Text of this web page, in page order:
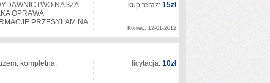
NASZA
OPRAWA
PRZESYŁAM NA
kup teraz: 15zł
Koniec: 12-01-2012
kompletna. licytacja: 10zł